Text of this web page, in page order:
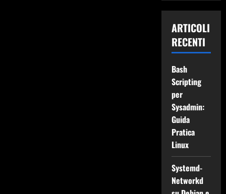
ARTICOLI
RECENTI
Bash
Scripting
per
Sysadmin:
Guida
Pratica
Linux
Systemd-
Networkd